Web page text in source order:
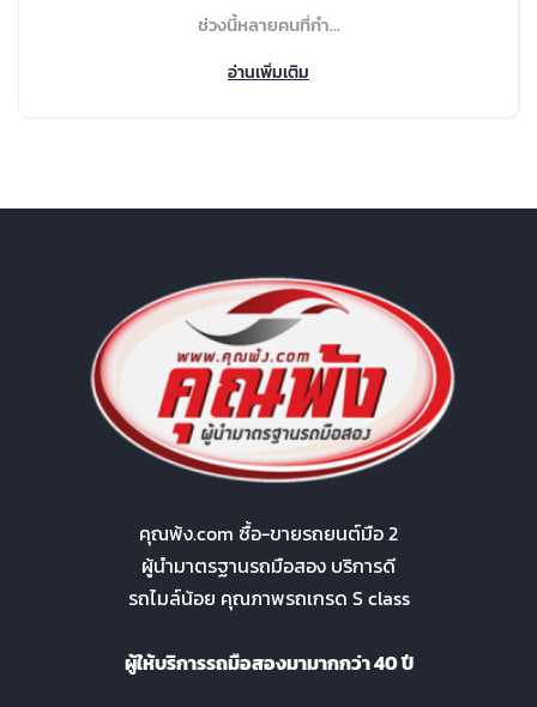
ช่วงนี้หลายคนที่กำ...
อ่านเพิ่มเติม
คุณพ้ง.com ซื้อ-ขายรถยนต์มือ 2
ผู้นำมาตรฐานรถมือสอง บริการดี
รถไมล์น้อย คุณภาพรถเกรด S class
ผู้ให้บริการรถมือสองมามากกว่า 40 ปี